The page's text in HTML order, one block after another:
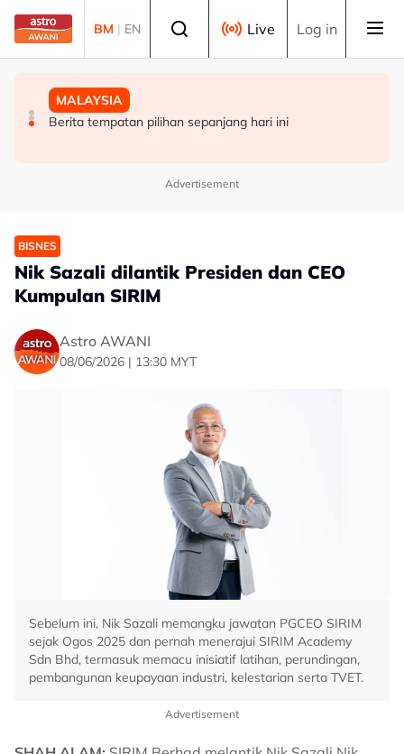
Skip to main content
BM | EN Live Log in
MALAYSIA
Ikatan gesa majikan utamakan kesihatan mental di
DUNIA
19 bangunan runtuh di Cali, Colombia akibat gempa
MALAYSIA
Berita tempatan pilihan sepanjang hari ini
Advertisement
BISNES
Nik Sazali dilantik Presiden dan CEO
Kumpulan SIRIM
Astro AWANI
08/06/2026 | 13:30 MYT
Sebelum ini, Nik Sazali memangku jawatan PGCEO SIRIM
sejak Ogos 2025 dan pernah menerajui SIRIM Academy
Sdn Bhd, termasuk memacu inisiatif latihan, perundingan,
pembangunan keupayaan industri, kelestarian serta TVET.
Advertisement